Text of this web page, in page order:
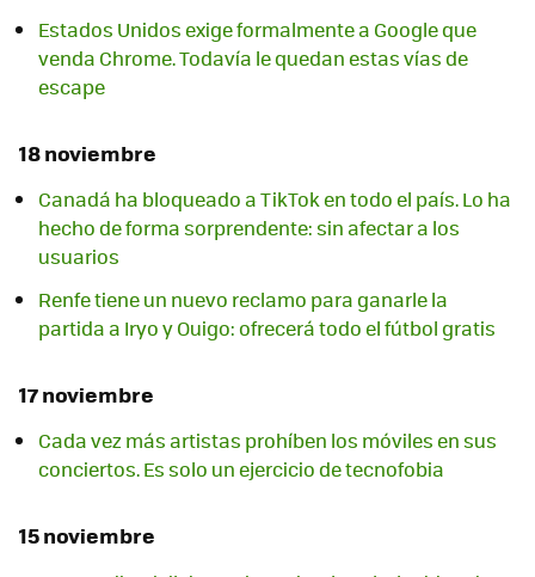
Estados Unidos exige formalmente a Google que
venda Chrome. Todavía le quedan estas vías de
escape
18 noviembre
Canadá ha bloqueado a TikTok en todo el país. Lo ha
hecho de forma sorprendente: sin afectar a los
usuarios
Renfe tiene un nuevo reclamo para ganarle la
partida a Iryo y Ouigo: ofrecerá todo el fútbol gratis
17 noviembre
Cada vez más artistas prohíben los móviles en sus
conciertos. Es solo un ejercicio de tecnofobia
15 noviembre